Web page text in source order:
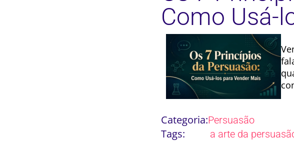
Como Usá-
Categoria:Persuasão
Tags: a arte da